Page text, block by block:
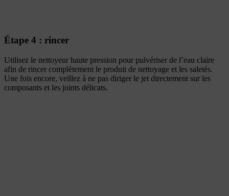
Étape 4 : rincer
Utilisez le nettoyeur haute pression pour pulvériser de l’eau claire
afin de rincer complètement le produit de nettoyage et les saletés.
Une fois encore, veillez à ne pas diriger le jet directement sur les
composants et les joints délicats.